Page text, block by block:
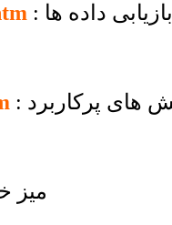
داده ها
های پرکاربرد
: